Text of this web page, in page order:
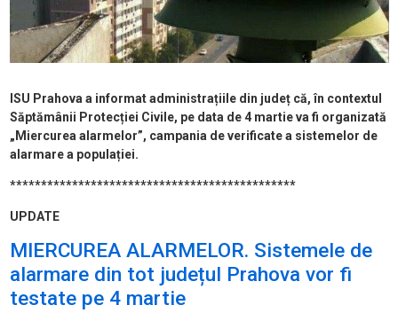
ISU Prahova a informat administrațiile din județ că, în contextul
Săptămânii Protecției Civile, pe data de 4 martie va fi organizată
„Miercurea alarmelor”, campania de verificate a sistemelor de
alarmare a populației.
**********************************************
UPDATE
MIERCUREA ALARMELOR. Sistemele de
alarmare din tot județul Prahova vor fi
testate pe 4 martie